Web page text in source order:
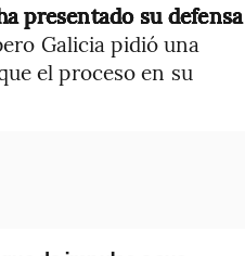
presentado su defensa
Galicia pidió una
el proceso en su